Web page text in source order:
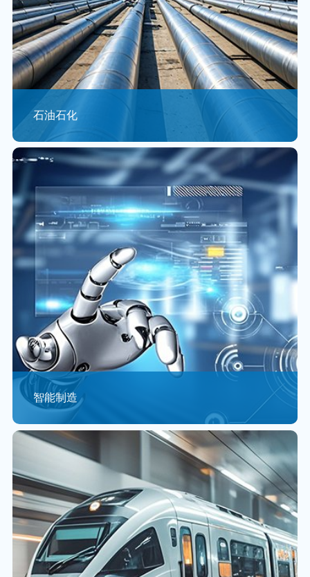
石油石化
随着“工业4.0“、“中国制造2025”“互联网+”行动计划等战
略的实施，中国制造业也在两化深度融合的基础上不断进
行产业结构调整和升级。
查看更多 >
智能制造
随着大数据、云计算、移动互联网、人工智能、物联网等
颠覆性新兴技术的快速发展，传统的制造业逐步向智能制
造方向发展，由此引发了新...